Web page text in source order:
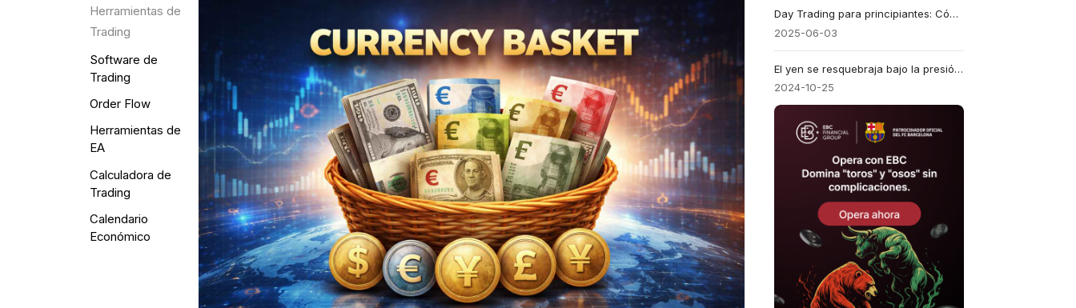
Herramientas de
Trading
Software de
Trading
Order Flow
Herramientas de
EA
Calculadora de
Trading
Calendario
Económico
Day Trading para principiantes: Cómo empezar en 2025
2025-06-03
El yen se resquebraja bajo la presión de las elecciones estadounidenses
2024-10-25